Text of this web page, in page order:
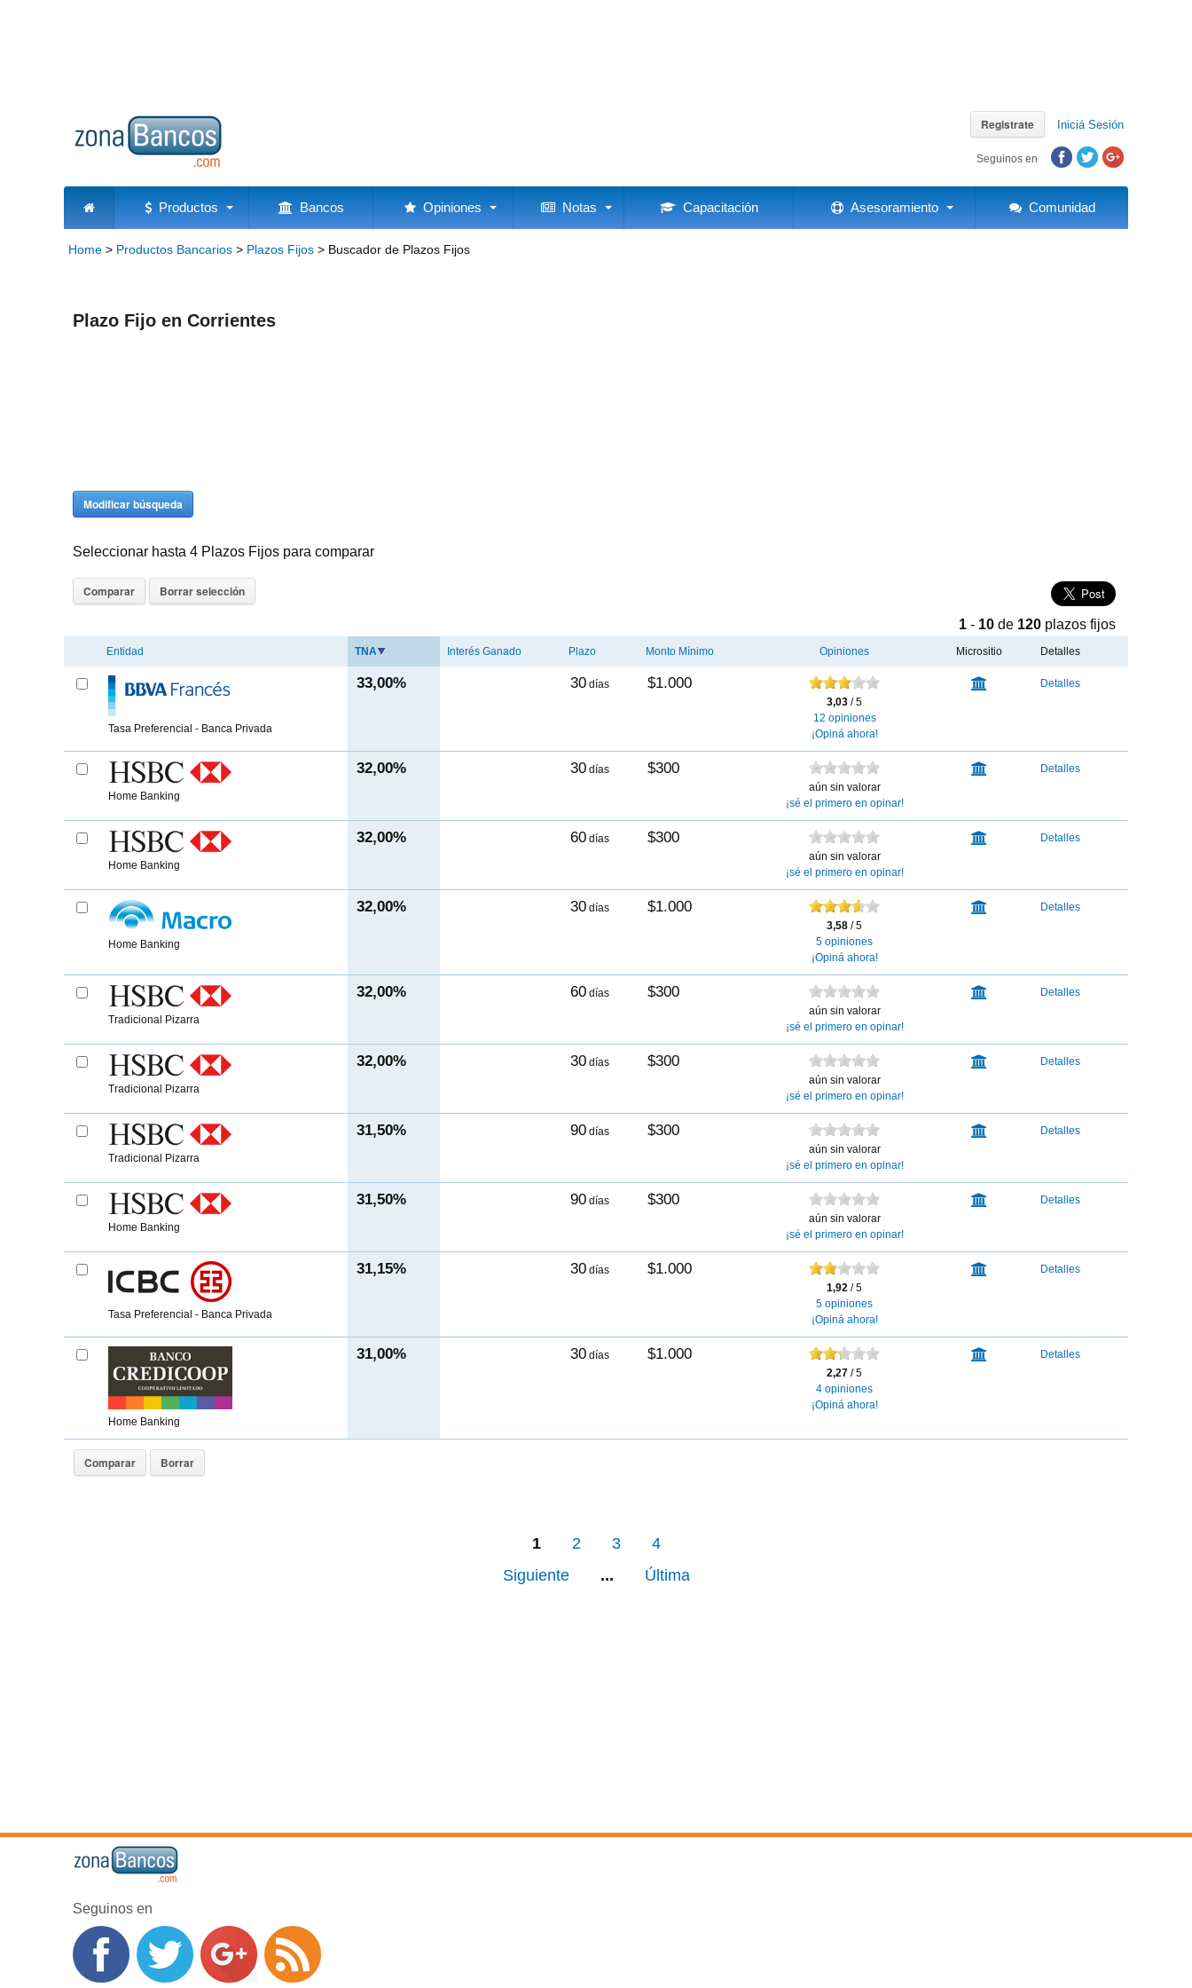
Registrate Iniciá Sesión
Seguinos en
Productos Bancos Opiniones Notas Capacitación Asesoramiento Comunidad
Home > Productos Bancarios > Plazos Fijos > Buscador de Plazos Fijos
Plazo Fijo en Corrientes
Modificar búsqueda
Seleccionar hasta 4 Plazos Fijos para comparar
1 - 10 de 120 plazos fijos
Entidad TNA Interés Ganado Plazo Monto Mínimo Opiniones Micrositio Detalles
Tasa Preferencial - Banca Privada
33,00% 30 días $1.000
3,03 / 5
12 opiniones
¡Opiná ahora!
BBVA
Banco
Detalles
Home Banking
32,00% 30 días $300
aún sin valorar
¡sé el primero en opinar!
HSBC
Bank
Detalles
Home Banking
32,00% 60 días $300
aún sin valorar
¡sé el primero en opinar!
HSBC
Bank
Detalles
Home Banking
32,00% 30 días $1.000
3,58 / 5
5 opiniones
¡Opiná ahora!
Banco
Macro
Detalles
Tradicional Pizarra
32,00% 60 días $300
aún sin valorar
¡sé el primero en opinar!
HSBC
Bank
Detalles
Tradicional Pizarra
32,00% 30 días $300
aún sin valorar
¡sé el primero en opinar!
HSBC
Bank
Detalles
Tradicional Pizarra
31,50% 90 días $300
aún sin valorar
¡sé el primero en opinar!
HSBC
Bank
Detalles
Home Banking
31,50% 90 días $300
aún sin valorar
¡sé el primero en opinar!
HSBC
Bank
Detalles
Tasa Preferencial - Banca Privada
31,15% 30 días $1.000
1,92 / 5
5 opiniones
¡Opiná ahora!
ICBC Detalles
Home Banking
31,00% 30 días $1.000
2,27 / 5
4 opiniones
¡Opiná ahora!
Banco
Credicoop
Detalles
1 2 3
4
Siguiente
... Última
Seguinos en